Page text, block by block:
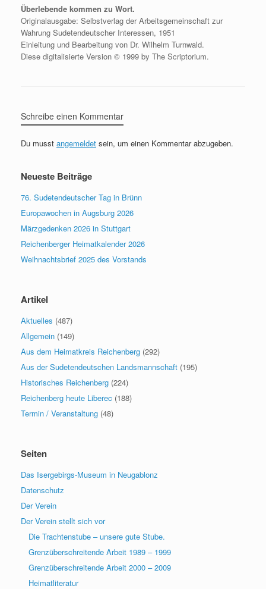
Überlebende kommen zu Wort.
Originalausgabe: Selbstverlag der Arbeitsgemeinschaft zur
Wahrung Sudetendeutscher Interessen, 1951
Einleitung und Bearbeitung von Dr. Wilhelm Turnwald.
Diese digitalisierte Version © 1999 by The Scriptorium.
Schreibe einen Kommentar
Du musst angemeldet sein, um einen Kommentar abzugeben.
Neueste Beiträge
76. Sudetendeutscher Tag in Brünn
Europawochen in Augsburg 2026
Märzgedenken 2026 in Stuttgart
Reichenberger Heimatkalender 2026
Weihnachtsbrief 2025 des Vorstands
Artikel
Aktuelles (487)
Allgemein (149)
Aus dem Heimatkreis Reichenberg (292)
Aus der Sudetendeutschen Landsmannschaft (195)
Historisches Reichenberg (224)
Reichenberg heute Liberec (188)
Termin / Veranstaltung (48)
Seiten
Das Isergebirgs-Museum in Neugablonz
Datenschutz
Der Verein
Der Verein stellt sich vor
Die Trachtenstube – unsere gute Stube.
Grenzüberschreitende Arbeit 1989 – 1999
Grenzüberschreitende Arbeit 2000 – 2009
Heimatliteratur